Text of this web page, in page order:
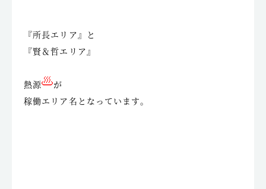
『所長エリア』と
『賢＆哲エリア』
熱源
が
稼働エリア名となっています。